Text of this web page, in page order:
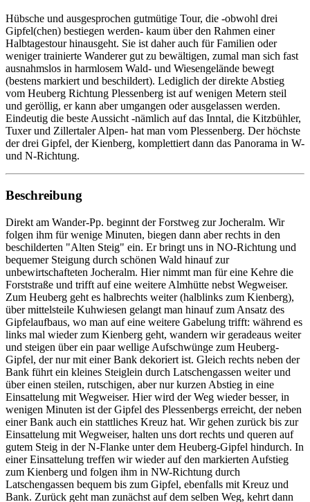
Hübsche und ausgesprochen gutmütige Tour, die -obwohl drei
Gipfel(chen) bestiegen werden- kaum über den Rahmen einer
Halbtagestour hinausgeht. Sie ist daher auch für Familien oder
weniger trainierte Wanderer gut zu bewältigen, zumal man sich fast
ausnahmslos in harmlosem Wald- und Wiesengelände bewegt
(bestens markiert und beschildert). Lediglich der direkte Abstieg
vom Heuberg Richtung Plessenberg ist auf wenigen Metern steil
und geröllig, er kann aber umgangen oder ausgelassen werden.
Eindeutig die beste Aussicht -nämlich auf das Inntal, die Kitzbühler,
Tuxer und Zillertaler Alpen- hat man vom Plessenberg. Der höchste
der drei Gipfel, der Kienberg, komplettiert dann das Panorama in W-
und N-Richtung.
Beschreibung
Direkt am Wander-Pp. beginnt der Forstweg zur Jocheralm. Wir
folgen ihm für wenige Minuten, biegen dann aber rechts in den
beschilderten "Alten Steig" ein. Er bringt uns in NO-Richtung und
bequemer Steigung durch schönen Wald hinauf zur
unbewirtschafteten Jocheralm. Hier nimmt man für eine Kehre die
Forststraße und trifft auf eine weitere Almhütte nebst Wegweiser.
Zum Heuberg geht es halbrechts weiter (halblinks zum Kienberg),
über mittelsteile Kuhwiesen gelangt man hinauf zum Ansatz des
Gipfelaufbaus, wo man auf eine weitere Gabelung trifft: während es
links mal wieder zum Kienberg geht, wandern wir geradeaus weiter
und steigen über ein paar wellige Aufschwünge zum Heuberg-
Gipfel, der nur mit einer Bank dekoriert ist. Gleich rechts neben der
Bank führt ein kleines Steiglein durch Latschengassen weiter und
über einen steilen, rutschigen, aber nur kurzen Abstieg in eine
Einsattelung mit Wegweiser. Hier wird der Weg wieder besser, in
wenigen Minuten ist der Gipfel des Plessenbergs erreicht, der neben
einer Bank auch ein stattliches Kreuz hat. Wir gehen zurück bis zur
Einsattelung mit Wegweiser, halten uns dort rechts und queren auf
gutem Steig in der N-Flanke unter dem Heuberg-Gipfel hindurch. In
einer Einsattelung treffen wir wieder auf den markierten Aufstieg
zum Kienberg und folgen ihm in NW-Richtung durch
Latschengassen bequem bis zum Gipfel, ebenfalls mit Kreuz und
Bank. Zurück geht man zunächst auf dem selben Weg, kehrt dann